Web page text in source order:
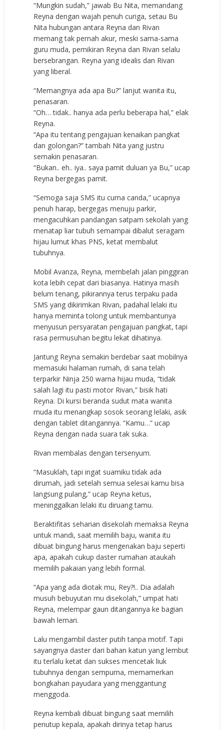
“Mungkin sudah,” jawab Bu Nita, memandang
Reyna dengan wajah penuh curiga, setau Bu
Nita hubungan antara Reyna dan Rivan
memang tak pernah akur, meski sama-sama
guru muda, pemikiran Reyna dan Rivan selalu
bersebrangan. Reyna yang idealis dan Rivan
yang liberal.
“Memangnya ada apa Bu?” lanjut wanita itu,
penasaran.
“Oh… tidak.. hanya ada perlu beberapa hal,” elak
Reyna.
“Apa itu tentang pengajuan kenaikan pangkat
dan golongan?” tambah Nita yang justru
semakin penasaran.
“Bukan.. eh.. iya.. saya pamit duluan ya Bu,” ucap
Reyna bergegas pamit.
“Semoga saja SMS itu cuma canda,” ucapnya
penuh harap, bergegas menuju parkir,
mengacuhkan pandangan satpam sekolah yang
menatap liar tubuh semampai dibalut seragam
hijau lumut khas PNS, ketat membalut
tubuhnya.
Mobil Avanza, Reyna, membelah jalan pinggiran
kota lebih cepat dari biasanya. Hatinya masih
belum tenang, pikirannya terus terpaku pada
SMS yang dikirimkan Rivan, padahal lelaki itu
hanya meminta tolong untuk membantunya
menyusun persyaratan pengajuan pangkat, tapi
rasa permusuhan begitu lekat dihatinya.
Jantung Reyna semakin berdebar saat mobilnya
memasuki halaman rumah, di sana telah
terparkir Ninja 250 warna hijau muda, “tidak
salah lagi itu pasti motor Rivan,” bisik hati
Reyna. Di kursi beranda sudut mata wanita
muda itu menangkap sosok seorang lelaki, asik
dengan tablet ditangannya. “Kamu…” ucap
Reyna dengan nada suara tak suka.
Rivan membalas dengan tersenyum.
“Masuklah, tapi ingat suamiku tidak ada
dirumah, jadi setelah semua selesai kamu bisa
langsung pulang,” ucap Reyna ketus,
meninggalkan lelaki itu diruang tamu.
Beraktifitas seharian disekolah memaksa Reyna
untuk mandi, saat memilih baju, wanita itu
dibuat bingung harus mengenakan baju seperti
apa, apakah cukup daster rumahan ataukah
memilih pakaian yang lebih formal.
“Apa yang ada diotak mu, Rey?!.. Dia adalah
musuh bebuyutan mu disekolah,” umpat hati
Reyna, melempar gaun ditangannya ke bagian
bawah lemari.
Lalu mengambil daster putih tanpa motif. Tapi
sayangnya daster dari bahan katun yang lembut
itu terlalu ketat dan sukses mencetak liuk
tubuhnya dengan sempurna, memamerkan
bongkahan payudara yang menggantung
menggoda.
Reyna kembali dibuat bingung saat memilih
penutup kepala, apakah dirinya tetap harus